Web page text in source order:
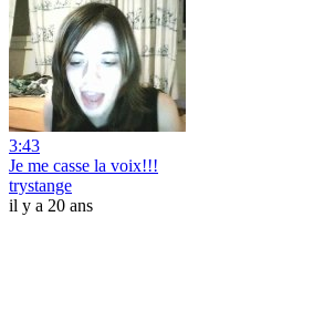
3:43
Je me casse la voix!!!
trystange
il y a 20 ans